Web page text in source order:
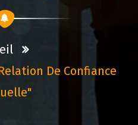
De Confiance